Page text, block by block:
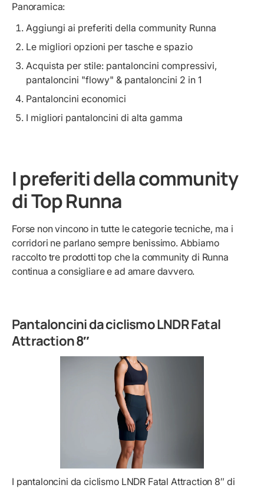
Panoramica:
Aggiungi ai preferiti della community Runna
Le migliori opzioni per tasche e spazio
Acquista per stile: pantaloncini compressivi,
pantaloncini "flowy" & pantaloncini 2 in 1
Pantaloncini economici
I migliori pantaloncini di alta gamma
I preferiti della community
di Top Runna
Forse non vincono in tutte le categorie tecniche, ma i
corridori ne parlano sempre benissimo. Abbiamo
raccolto tre prodotti top che la community di Runna
continua a consigliare e ad amare davvero.
Pantaloncini da ciclismo LNDR Fatal
Attraction 8″
I pantaloncini da ciclismo LNDR Fatal Attraction 8″ di